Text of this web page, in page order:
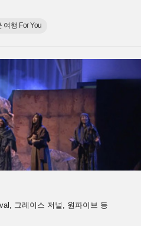
여행 For You
그레이스 저널, 원파이브 등